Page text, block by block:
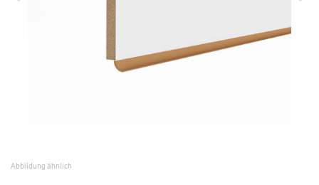
Abbildung ähnlich